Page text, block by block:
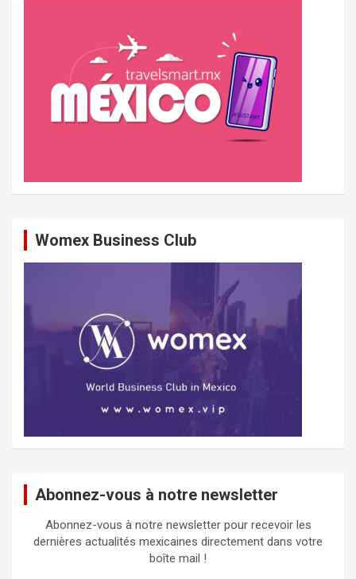
Womex Business Club
Abonnez-vous à notre newsletter
Abonnez-vous à notre newsletter pour recevoir les
dernières actualités mexicaines directement dans votre
boîte mail !